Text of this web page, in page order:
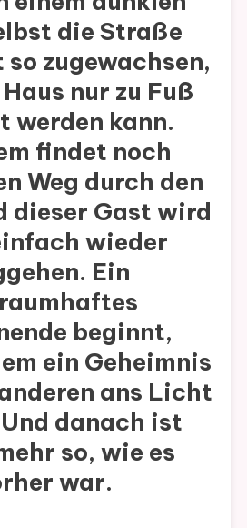
die Straße
zugewachsen,
nur zu Fuß
werden kann.
findet noch
Weg durch den
dieser Gast wird
wieder
Ein
beginnt,
ein Geheimnis
ans Licht
danach ist
so, wie es
war.